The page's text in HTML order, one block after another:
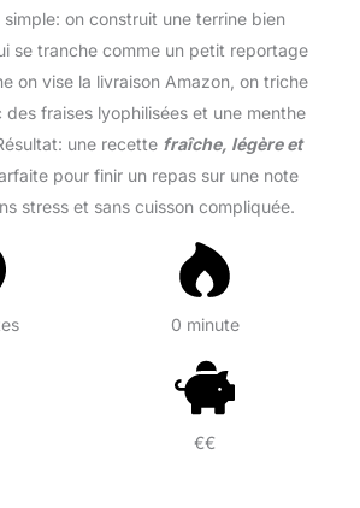
on construit une terrine bien
se tranche comme un petit reportage
on vise la livraison Amazon, on triche
fraises lyophilisées et une menthe
une recette fraîche, légère et
pour finir un repas sur une note
stress et sans cuisson compliquée.
0 minute
€€